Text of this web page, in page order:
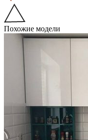
Похожие модели